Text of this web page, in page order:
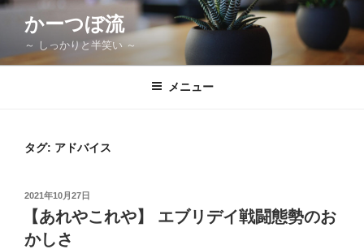
コ
ン
かーつぼ流
～ しっかりと半笑い ～
メニュー
タグ: アドバイス
投
日:
2021年10月27日
【あれやこれや】 エブリデイ戦闘態勢のお
かしさ